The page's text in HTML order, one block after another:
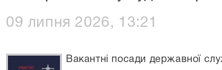
09 липня 2026, 13:21
Вакантні посади державної